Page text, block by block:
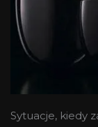
Sytuacje, kiedy